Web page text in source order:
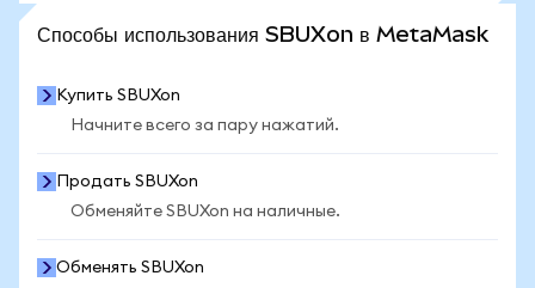
Способы использования SBUXon в MetaMask
Купить SBUXon
Начните всего за пару нажатий.
Продать SBUXon
Обменяйте SBUXon на наличные.
Обменять SBUXon